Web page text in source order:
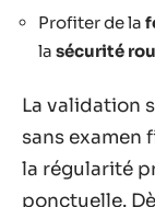
Profiter de la
la sécurité
La validation
sans examen
la régularité
ponctuelle.